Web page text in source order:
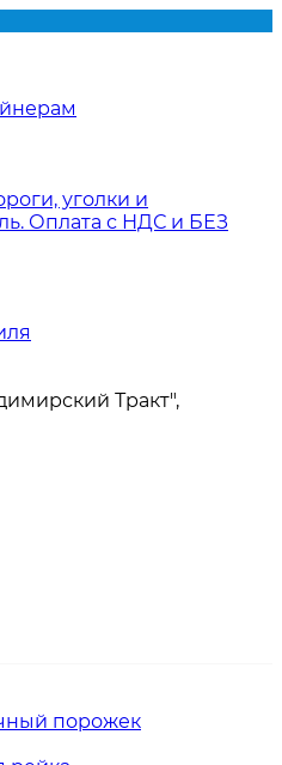
уголки и
Оплата с НДС и БЕЗ
Тракт",
порожек